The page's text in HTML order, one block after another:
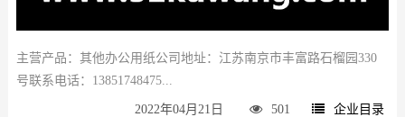
主营产品：其他办公用纸公司地址：江苏南京市丰富路石榴园330
号联系电话：13851748475...
2022年04月21日 501 企业目录